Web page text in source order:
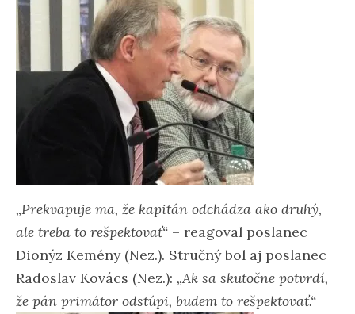
„Prekvapuje ma, že kapitán odchádza ako druhý,
ale treba to rešpektovať“ – reagoval poslanec
Dionýz Kemény (Nez.). Stručný bol aj poslanec
Radoslav Kovács (Nez.): „Ak sa skutočne potvrdí,
že pán primátor odstúpi, budem to rešpektovať.“